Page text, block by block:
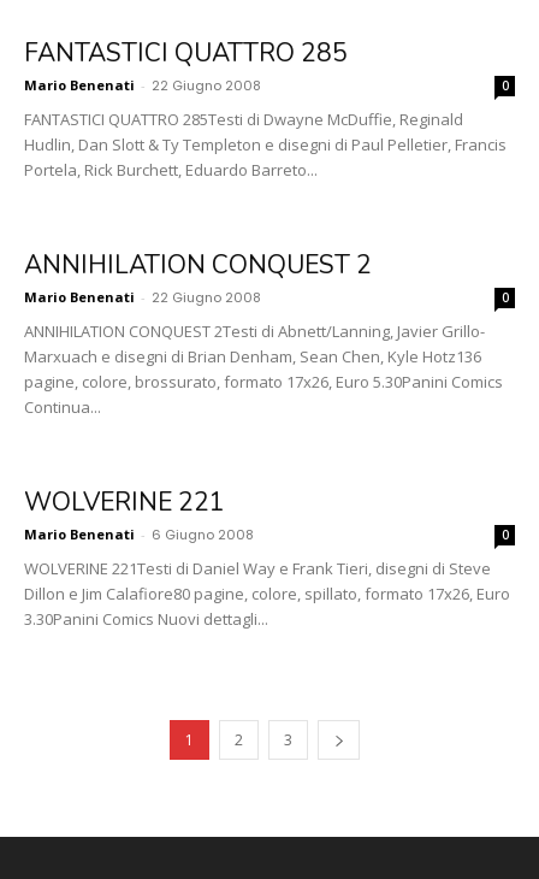
FANTASTICI QUATTRO 285
Mario Benenati - 22 Giugno 2008 0
FANTASTICI QUATTRO 285Testi di Dwayne McDuffie, Reginald
Hudlin, Dan Slott & Ty Templeton e disegni di Paul Pelletier, Francis
Portela, Rick Burchett, Eduardo Barreto...
ANNIHILATION CONQUEST 2
Mario Benenati - 22 Giugno 2008 0
ANNIHILATION CONQUEST 2Testi di Abnett/Lanning, Javier Grillo-
Marxuach e disegni di Brian Denham, Sean Chen, Kyle Hotz136
pagine, colore, brossurato, formato 17x26, Euro 5.30Panini Comics
Continua...
WOLVERINE 221
Mario Benenati - 6 Giugno 2008 0
WOLVERINE 221Testi di Daniel Way e Frank Tieri, disegni di Steve
Dillon e Jim Calafiore80 pagine, colore, spillato, formato 17x26, Euro
3.30Panini Comics Nuovi dettagli...
1 2 3